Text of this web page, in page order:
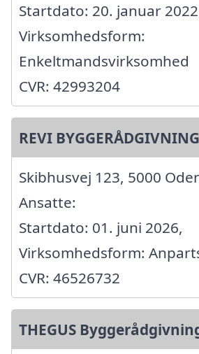
Startdato: 20. januar
Virksomhedsform:
Enkeltmandsvirksomhed
CVR: 42993204
REVI
Skibhusvej 123, 5000
Ansatte:
Startdato: 01. juni 2026,
Virksomhedsform:
CVR: 46526732
THEGUS